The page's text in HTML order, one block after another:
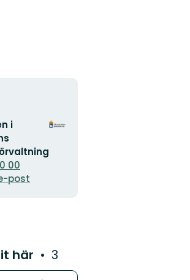
i
00
post
Organisationens
här 3